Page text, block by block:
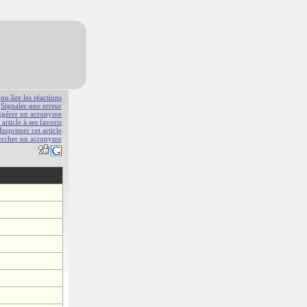
lire les réactions
Signaler une erreur
un acronyme
à ses favoris
Imprimer cet article
un acronyme